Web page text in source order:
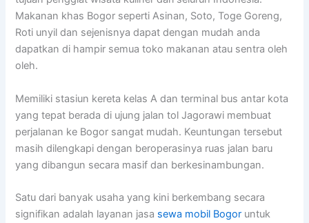
Makanan khas Bogor seperti Asinan, Soto, Toge Goreng,
Roti unyil dan sejenisnya dapat dengan mudah anda
dapatkan di hampir semua toko makanan atau sentra oleh
oleh.
Memiliki stasiun kereta kelas A dan terminal bus antar kota
yang tepat berada di ujung jalan tol Jagorawi membuat
perjalanan ke Bogor sangat mudah. Keuntungan tersebut
masih dilengkapi dengan beroperasinya ruas jalan baru
yang dibangun secara masif dan berkesinambungan.
Satu dari banyak usaha yang kini berkembang secara
signifikan adalah layanan jasa sewa mobil Bogor untuk